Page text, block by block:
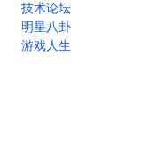
技术论坛
明星八卦
游戏人生